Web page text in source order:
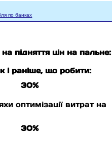
по банках
підняття цін на пальне:
і раніше, що робити:
30%
оптимізації витрат на
30%